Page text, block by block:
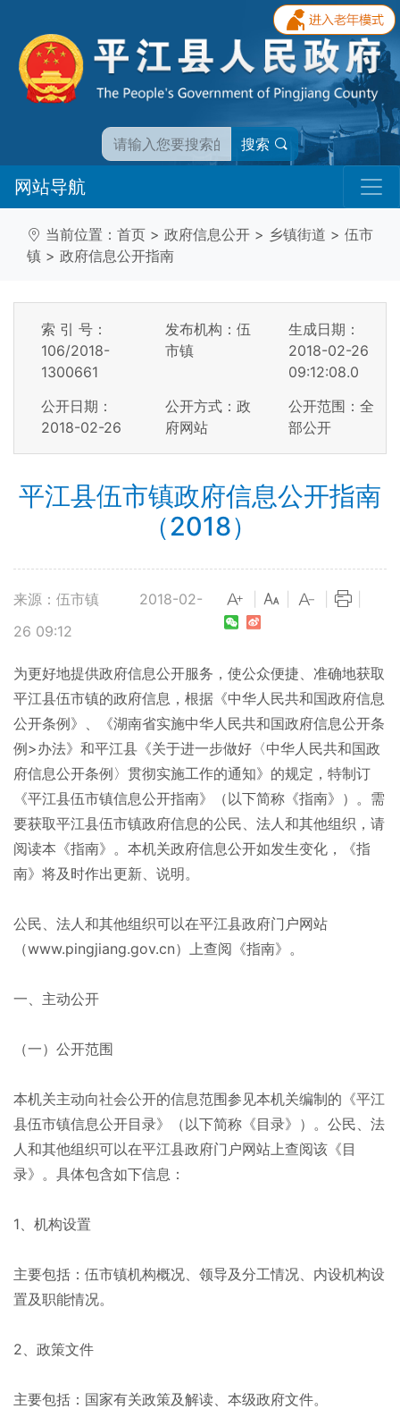
搜索
网站导航
当前位置： 首页 > 政府信息公开 > 乡镇街道 > 伍市
镇 > 政府信息公开指南
索 引 号：
106/2018-
1300661
发布机构：伍
市镇
生成日期：
2018-02-26
09:12:08.0
公开日期：
2018-02-26
公开方式：政
府网站
公开范围：全
部公开
平江县伍市镇政府信息公开指南
（2018）
来源：伍市镇
2018-02-
26 09:12
为更好地提供政府信息公开服务，使公众便捷、准确地获取
平江县伍市镇的政府信息，根据《中华人民共和国政府信息
公开条例》、《湖南省实施中华人民共和国政府信息公开条
例>办法》和平江县《关于进一步做好〈中华人民共和国政
府信息公开条例〉贯彻实施工作的通知》的规定，特制订
《平江县伍市镇信息公开指南》（以下简称《指南》）。需
要获取平江县伍市镇政府信息的公民、法人和其他组织，请
阅读本《指南》。本机关政府信息公开如发生变化，《指
南》将及时作出更新、说明。
公民、法人和其他组织可以在平江县政府门户网站
（www.pingjiang.gov.cn）上查阅《指南》。
一、主动公开
（一）公开范围
本机关主动向社会公开的信息范围参见本机关编制的《平江
县伍市镇信息公开目录》（以下简称《目录》）。公民、法
人和其他组织可以在平江县政府门户网站上查阅该《目
录》。具体包含如下信息：
1、机构设置
主要包括：伍市镇机构概况、领导及分工情况、内设机构设
置及职能情况。
2、政策文件
主要包括：国家有关政策及解读、本级政府文件。